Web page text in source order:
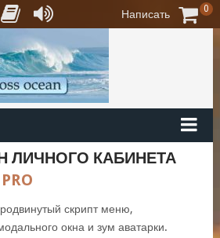
ЛИЧНОГО КАБИНЕТА
скрипт меню,
окна и зум аватарки.
Написать 0